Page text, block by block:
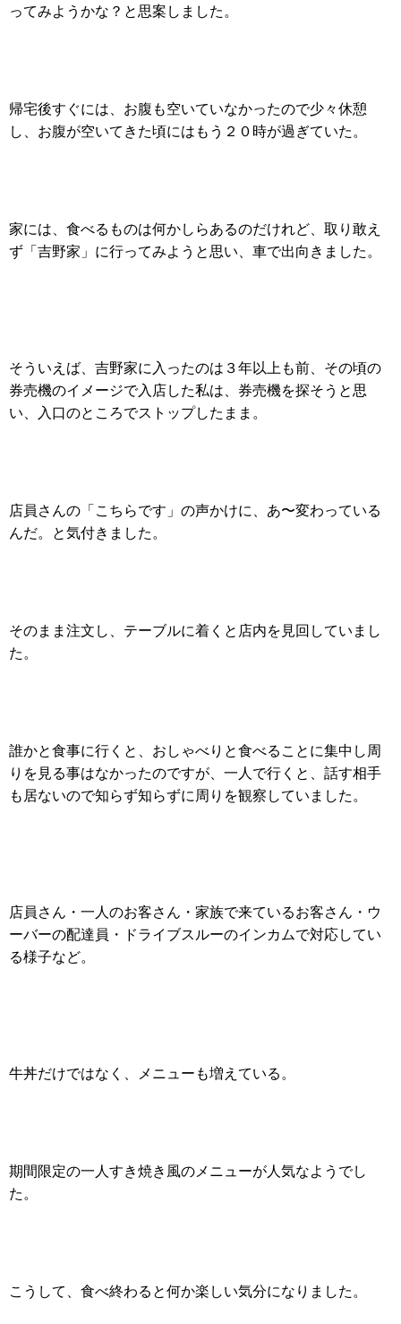
ってみようかな？と思案しました。
帰宅後すぐには、お腹も空いていなかったので少々休憩
し、お腹が空いてきた頃にはもう２０時が過ぎていた。
家には、食べるものは何かしらあるのだけれど、取り敢え
ず「吉野家」に行ってみようと思い、車で出向きました。
そういえば、吉野家に入ったのは３年以上も前、その頃の
券売機のイメージで入店した私は、券売機を探そうと思
い、入口のところでストップしたまま。
店員さんの「こちらです」の声かけに、あ〜変わっている
んだ。と気付きました。
そのまま注文し、テーブルに着くと店内を見回していまし
た。
誰かと食事に行くと、おしゃべりと食べることに集中し周
りを見る事はなかったのですが、一人で行くと、話す相手
も居ないので知らず知らずに周りを観察していました。
店員さん・一人のお客さん・家族で来ているお客さん・ウ
ーバーの配達員・ドライブスルーのインカムで対応してい
る様子など。
牛丼だけではなく、メニューも増えている。
期間限定の一人すき焼き風のメニューが人気なようでし
た。
こうして、食べ終わると何か楽しい気分になりました。